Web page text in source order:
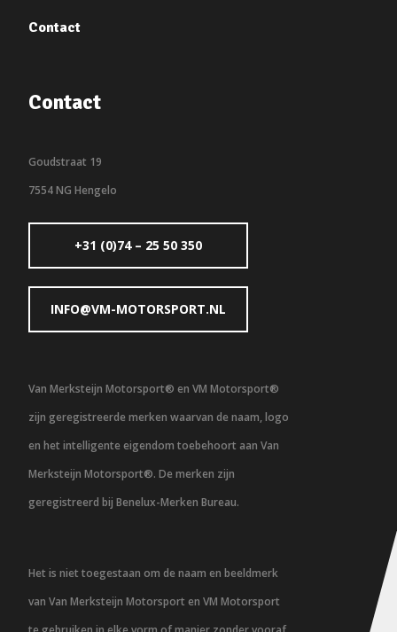
Contact
Contact
Goudstraat 19
7554 NG Hengelo
+31 (0)74 – 25 50 350
INFO@VM-MOTORSPORT.NL
Van Merksteijn Motorsport® en VM Motorsport®
zijn geregistreerde merken waarvan de naam, logo
en het intelligente eigendom toebehoort aan Van
Merksteijn Motorsport®. De merken zijn
geregistreerd bij Benelux-Merken Bureau.
Het is niet toegestaan om de naam en beeldmerk
van Van Merksteijn Motorsport en VM Motorsport